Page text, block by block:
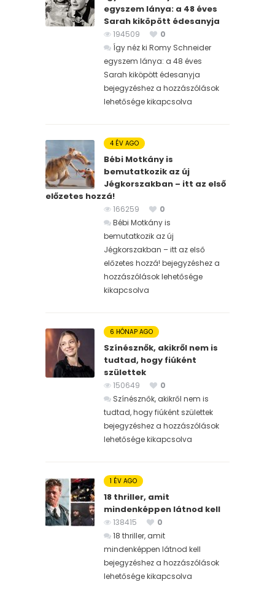
egyszem lánya: a 48 éves
Sarah kiköpött édesanyja
194509
0
Így néz ki Romy Schneider
egyszem lánya: a 48 éves
Sarah kiköpött édesanyja
bejegyzéshez a hozzászólások
lehetősége kikapcsolva
4 ÉV AGO
Bébi Motkány is
bemutatkozik az új
Jégkorszakban – itt az első
előzetes hozzá!
166259
0
Bébi Motkány is
bemutatkozik az új
Jégkorszakban – itt az első
előzetes hozzá! bejegyzéshez a
hozzászólások lehetősége
kikapcsolva
6 HÓNAP AGO
Színésznők, akikről nem is
tudtad, hogy fiúként
születtek
150649
0
Színésznők, akikről nem is
tudtad, hogy fiúként születtek
bejegyzéshez a hozzászólások
lehetősége kikapcsolva
1 ÉV AGO
18 thriller, amit
mindenképpen látnod kell
138415
0
18 thriller, amit
mindenképpen látnod kell
bejegyzéshez a hozzászólások
lehetősége kikapcsolva